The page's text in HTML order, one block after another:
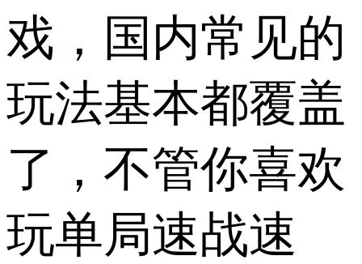
戏，国内常见的
玩法基本都覆盖
了，不管你喜欢
玩单局速战速